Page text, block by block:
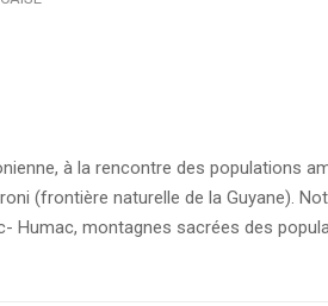
à la rencontre des populations
(frontière naturelle de la Guyane).
Humac, montagnes sacrées des